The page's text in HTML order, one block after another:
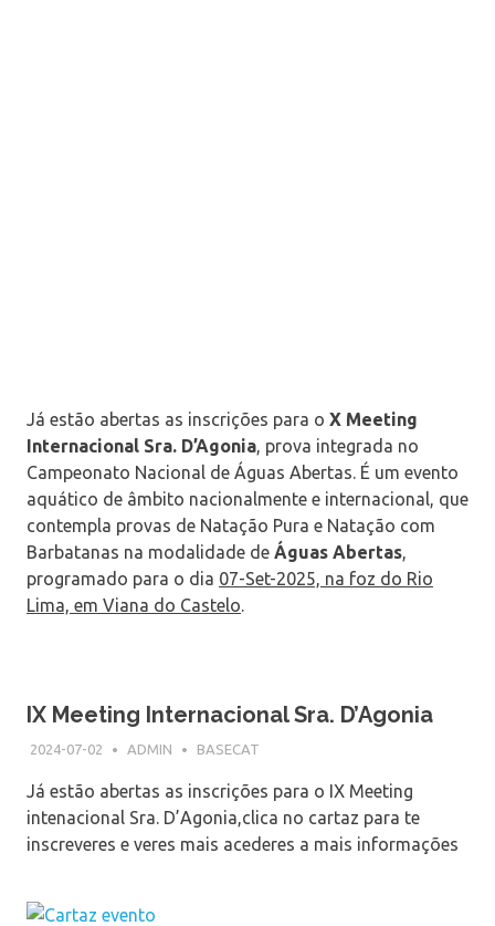
Já estão abertas as inscrições para o X Meeting
Internacional Sra. D’Agonia, prova integrada no
Campeonato Nacional de Águas Abertas. É um evento
aquático de âmbito nacionalmente e internacional, que
contempla provas de Natação Pura e Natação com
Barbatanas na modalidade de Águas Abertas,
programado para o dia 07-Set-2025, na foz do Rio
Lima, em Viana do Castelo.
IX Meeting Internacional Sra. D’Agonia
2024-07-02 ADMIN BASECAT
Já estão abertas as inscrições para o IX Meeting
intenacional Sra. D’Agonia,clica no cartaz para te
inscreveres e veres mais acederes a mais informações